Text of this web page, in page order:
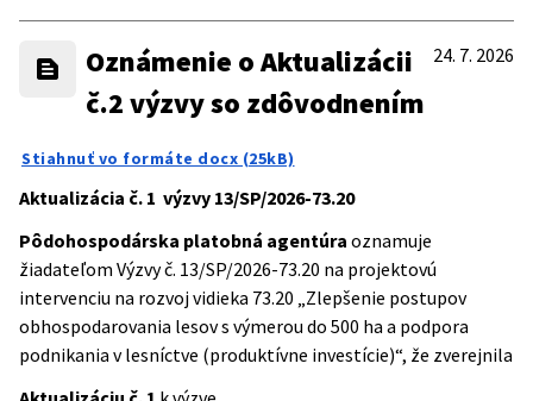
Oznámenie o Aktualizácii
č.2 výzvy so zdôvodnením
24. 7. 2026
Stiahnuť vo formáte docx (25kB)
Aktualizácia č. 1 výzvy 13/SP/2026-73.20
Pôdohospodárska platobná agentúra oznamuje
žiadateľom Výzvy č. 13/SP/2026-73.20 na projektovú
intervenciu na rozvoj vidieka 73.20 „Zlepšenie postupov
obhospodarovania lesov s výmerou do 500 ha a podpora
podnikania v lesníctve (produktívne investície)“, že zverejnila